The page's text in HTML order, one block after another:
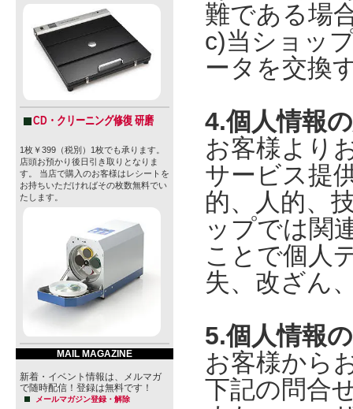
CD・クリーニング修復 研磨
1枚￥399（税別）1枚でも承ります。
店頭お預かり後日引き取りとなりま
す。 当店で購入のお客様はレシートを
お持ちいただければその枚数無料でい
たします。
MAIL MAGAZINE
新着・イベント情報は、メルマガ
で随時配信！登録は無料です！
メールマガジン登録・解除
難である場
c)当ショッ
ータを交換
4.個人情報
お客様より
サービス提
的、人的、
ップでは関
ことで個人
失、改ざん
5.個人情報
お客様から
下記の問合